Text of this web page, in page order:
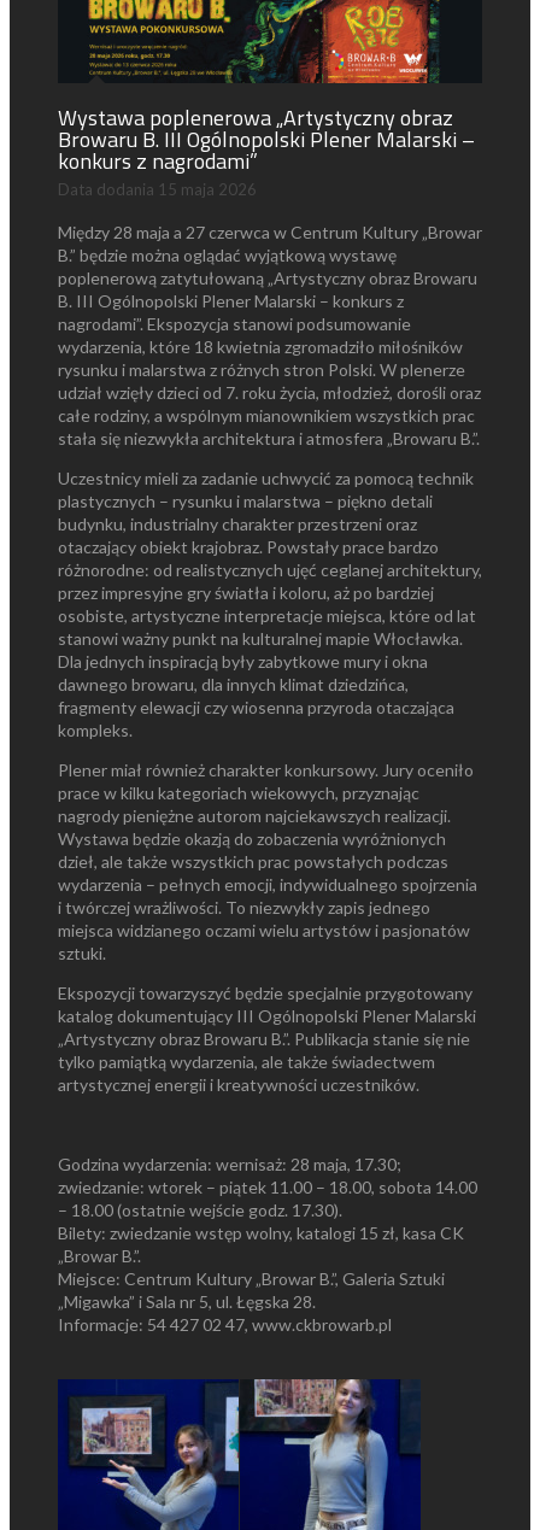
Wystawa poplenerowa „Artystyczny obraz
Browaru B. III Ogólnopolski Plener Malarski –
konkurs z nagrodami”
Data dodania 15 maja 2026
Między 28 maja a 27 czerwca w Centrum Kultury „Browar
B.” będzie można oglądać wyjątkową wystawę
poplenerową zatytułowaną „Artystyczny obraz Browaru
B. III Ogólnopolski Plener Malarski – konkurs z
nagrodami”. Ekspozycja stanowi podsumowanie
wydarzenia, które 18 kwietnia zgromadziło miłośników
rysunku i malarstwa z różnych stron Polski. W plenerze
udział wzięły dzieci od 7. roku życia, młodzież, dorośli oraz
całe rodziny, a wspólnym mianownikiem wszystkich prac
stała się niezwykła architektura i atmosfera „Browaru B.”.
Uczestnicy mieli za zadanie uchwycić za pomocą technik
plastycznych – rysunku i malarstwa – piękno detali
budynku, industrialny charakter przestrzeni oraz
otaczający obiekt krajobraz. Powstały prace bardzo
różnorodne: od realistycznych ujęć ceglanej architektury,
przez impresyjne gry światła i koloru, aż po bardziej
osobiste, artystyczne interpretacje miejsca, które od lat
stanowi ważny punkt na kulturalnej mapie Włocławka.
Dla jednych inspiracją były zabytkowe mury i okna
dawnego browaru, dla innych klimat dziedzińca,
fragmenty elewacji czy wiosenna przyroda otaczająca
kompleks.
Plener miał również charakter konkursowy. Jury oceniło
prace w kilku kategoriach wiekowych, przyznając
nagrody pieniężne autorom najciekawszych realizacji.
Wystawa będzie okazją do zobaczenia wyróżnionych
dzieł, ale także wszystkich prac powstałych podczas
wydarzenia – pełnych emocji, indywidualnego spojrzenia
i twórczej wrażliwości. To niezwykły zapis jednego
miejsca widzianego oczami wielu artystów i pasjonatów
sztuki.
Ekspozycji towarzyszyć będzie specjalnie przygotowany
katalog dokumentujący III Ogólnopolski Plener Malarski
„Artystyczny obraz Browaru B.”. Publikacja stanie się nie
tylko pamiątką wydarzenia, ale także świadectwem
artystycznej energii i kreatywności uczestników.
Godzina wydarzenia: wernisaż: 28 maja, 17.30;
zwiedzanie: wtorek – piątek 11.00 – 18.00, sobota 14.00
– 18.00 (ostatnie wejście godz. 17.30).
Bilety: zwiedzanie wstęp wolny, katalogi 15 zł, kasa CK
„Browar B.”.
Miejsce: Centrum Kultury „Browar B.”, Galeria Sztuki
„Migawka” i Sala nr 5, ul. Łęgska 28.
Informacje: 54 427 02 47, www.ckbrowarb.pl